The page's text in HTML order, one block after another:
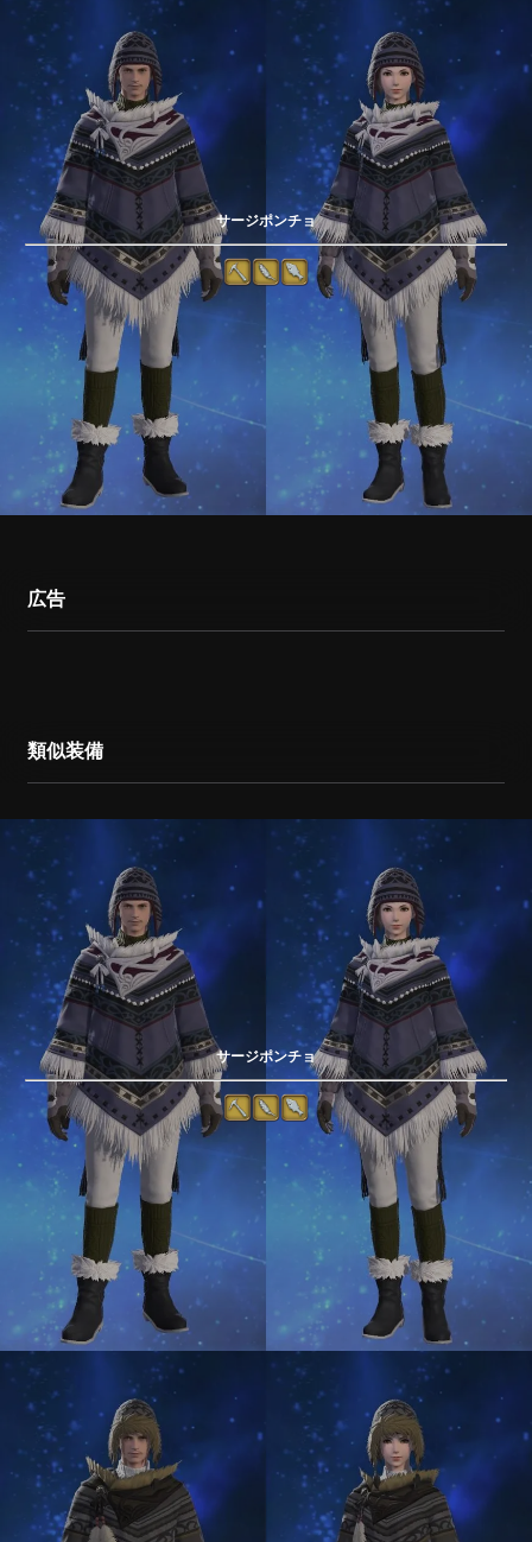
サージポンチョ
広告
類似装備
サージポンチョ